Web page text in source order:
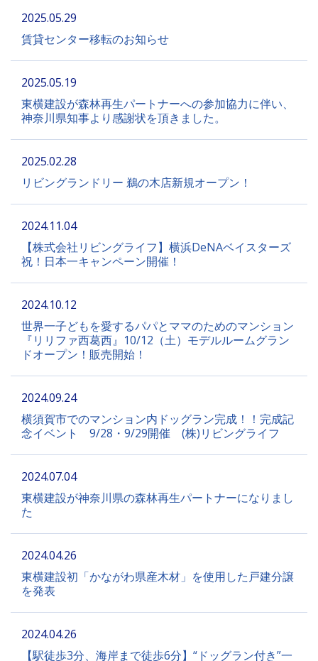
2025.05.29
賃貸センター移転のお知らせ
2025.05.19
東横建設が森林再生パートナーへの参加協力に伴い、
神奈川県知事より感謝状を頂きました。
2025.02.28
リビングランドリー 鵜の木店新規オープン！
2024.11.04
【株式会社リビングライフ】横浜DeNAベイスターズ
祝！日本一キャンペーン開催！
2024.10.12
世界一子どもを愛するパパとママのためのマンション
『リリファ西葛西』10/12（土）モデルルームグラン
ドオープン！販売開始！
2024.09.24
横須賀市でのマンション内ドッグラン完成！！完成記
念イベント 9/28・9/29開催 (株)リビングライフ
2024.07.04
東横建設が神奈川県の森林再生パートナーになりまし
た
2024.04.26
東横建設初「かながわ県産木材」を使用した戸建分譲
を発表
2024.04.26
【駅徒歩3分、海岸まで徒歩6分】“ドッグラン付き”一